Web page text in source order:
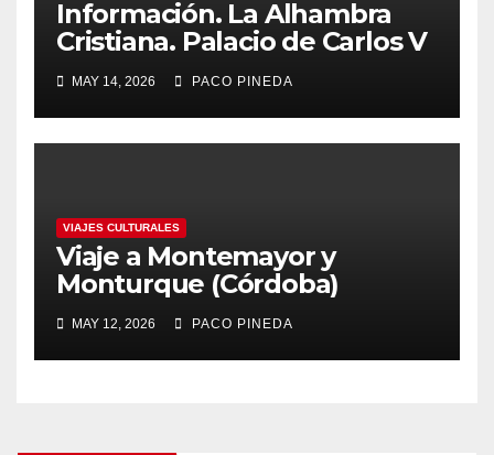
Información. La Alhambra
Cristiana. Palacio de Carlos V
MAY 14, 2026 PACO PINEDA
VIAJES CULTURALES
Viaje a Montemayor y
Monturque (Córdoba)
MAY 12, 2026 PACO PINEDA